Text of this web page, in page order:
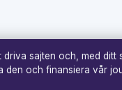
sajten och, med ditt
och finansiera vår